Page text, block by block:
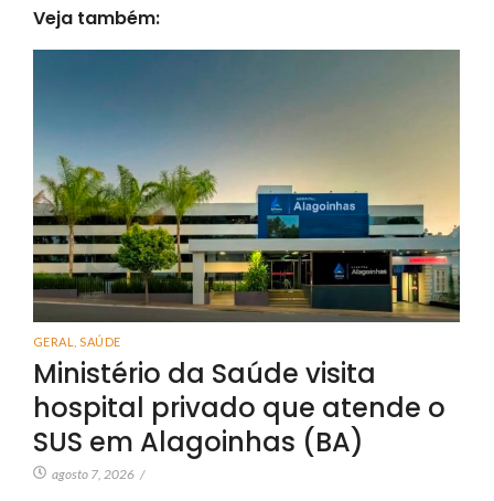
Veja também:
GERAL SAÚDE
Ministério da Saúde visita
hospital privado que atende o
SUS em Alagoinhas (BA)
agosto 7, 2026 /